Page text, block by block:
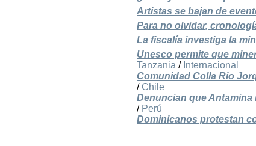
Artistas se bajan de
Para no olvidar,
La fiscalía investiga la
Unesco permite que
Tanzania / Internacional
Comunidad Colla Rio
/ Chile
Denuncian que
/ Perú
Dominicanos protestan